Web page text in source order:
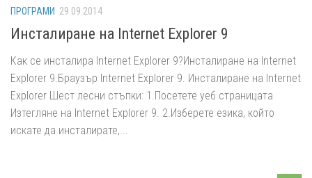
ПРОГРАМИ 29.09.2014
Инсталиране на Internet Explorer 9
Как се инсталира Internet Explorer 9?Инсталиране на Internet
Explorer 9.Браузър Internet Explorer 9. Инсталиране на Internet
Explorer Шест лесни стъпки: 1.Посетете уеб страницата
Изтегляне на Internet Explorer 9. 2.Изберете езика, който
искате да инсталирате,...